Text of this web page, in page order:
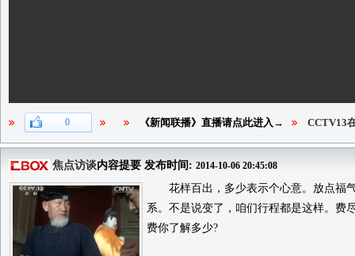
0 《新闻联播》直播请点此进入→ CCTV13
焦点访谈内容提要 发布时间: 2014-10-06 20:45:08
花样百出，多少表示个心意。放点福气
系。不是说变了，咱们行程都是这样。费
费你了解多少?